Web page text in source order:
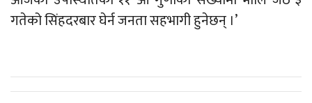
गतेको सिंहदरबार घेर्न जनता सहभागी हुनेछन् ।’